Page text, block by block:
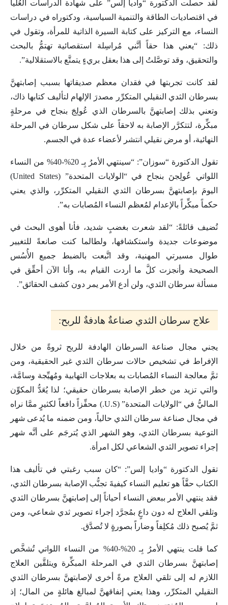
لقد حصلت الدكتورة “واديا إلس” على شهادة الدراسات العُليا
في اقتصاديات الطاقة والتنمية السياسية، ودكتوراه في دراسات
النساء، مع التركيز على كتابة السيرة الذاتية للمرأة، وتقول في
ذلك: “يعني هذا حقاً أنَّني مُراسِلة استقصائية تهتمُّ بالبحث
والتحقيق، وقد توصَّلتُ إلى هذا بعقل بريءٍ يتمتَّع بالاستقلالية”.
لقد كانت تجربتها في فقدان معظم صديقاتها بسبب إصابتهنَّ
بسرطان الثدي النقيلي المتكرِّر مصدرَ الإلهام لتأليف كتابها ذاك،
وتعني بذلك إصابتهنَّ بالسرطان الذي عُولِجَ بنجاح في مرحلةٍ
مبكِّرة، لتتكرَّر الإصابة به لاحقاً على شكل سرطان في المرحلة
النهائية، أو مرض نقيلي انتشر لأعضاء عدة في الجسم.
تقول الدكتورة “سوزان”: “سينتهي الأمرُ بِـ 20%-40% من النساء
اللواتي عُولِجنَ بنجاح في “الولايات المتحدة” (United States)
اليومَ بإصابتهنَّ بسرطان الثدي النقيلي المتكرِّر، والذي يعني
حكماً مبكِّراً بالإعدام لمُعظم النساء المُصابات به”.
تُضيف قائلةً: “لقد شعرت بغضبٍ شديد، فأنا أهوى البحث في
موضوعات جديدة واستكشافها، ولطالما كنت صانعةً للتغيير
طوال مسيرتي المهنية، وقد اتَّبعت بالضبط جميع الأُسُس
الصحيحة وأنجزت كلَّ ما أردت القيام به، وأنا الآن أحقِّق في
مسألة سرطان الثدي، ولن أدع الأمر يمر دون كشف الحقائق”.
علاج سرطان الثدي صناعةٌ هادفةٌ للربح:
يجني مجال صناعة السرطان الهادفة للربح ثروةً من خلال
الإفراط في تشخيص حالات سرطان الثدي غير الحقيقية، ومن
ثمَّ معالجة النساء المُصابات به بعلاجات التهابية ومُهيِّجة وسامَّة،
والتي تزيد من خطر الإصابة بسرطان حقيقي؛ لذا يُعَدُّ المكوِّن
الماليُّ في “الولايات المتحدة” (U.S.) محفِّزاً دافعاً لكثيرٍ ممَّا نراه
في مجال صناعة سرطان الثدي حالياً، ومن ضمنه ما يُدعى شهر
التوعية بسرطان الثدي، وهو الشهر الذي يُترجَم على أنَّه شهر
إجراء تصوير الثدي الشعاعي لكل امرأة.
تقول الدكتورة “واديا إلس”: “كان سبب رغبتي في تأليف هذا
الكتاب حقَّاً هو تعليم النساء كيفيةَ تجنُّب الإصابة بسرطان الثدي،
فقد ينتهي الأمر ببعض النساء أحياناً إلى إصابتهنَّ بسرطان الثدي
وتلقي العلاج له دون داعٍ بمُجرَّد إجراء تصوير ثدي شعاعي، ومن
ثمَّ يُصبح ذلك مُكلِفاً وضاراً بصورةٍ لا تُصدَّق.
كما قلت ينتهي الأمرُ بِـ 20%-40% من النساء اللواتي تُشخَّص
إصابتهنَّ بسرطان الثدي في المرحلة المبكِّرة ويتلقَّين العلاج
اللازم له إلى تلقي العلاج مرةً أخرى لإصابتهنَّ بسرطان الثدي
النقيلي المتكرِّر، وهذا يعني إنفاقهنَّ لمبالغ هائلةٍ من المال؛ إذ